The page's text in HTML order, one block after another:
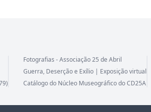
Fotografias - Associação 25 de Abril
Guerra, Deserção e Exílio | Exposição virtual
Catálogo do Núcleo Museográfico do CD25A